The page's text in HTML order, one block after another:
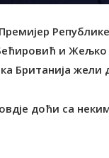
и
Британија
доћи са